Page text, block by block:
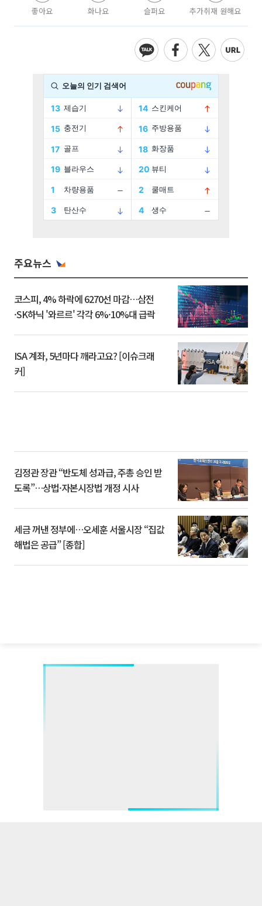
좋아요 화나요 슬퍼요 추가취재 원해요
주요뉴스
코스피, 4% 하락에 6270선 마감…삼전
·SK하닉 '와르르' 각각 6%·10%대 급락
ISA 계좌, 5년마다 깨라고요? [이슈크래
커]
김정관 장관 “반도체 성과급, 주총 승인 받
도록”…상법·자본시장법 개정 시사
세금 꺼낸 정부에…오세훈 서울시장 “집값
해법은 공급” [종합]